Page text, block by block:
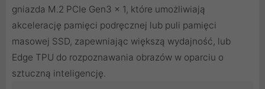
gniazda M.2 PCIe Gen3 x 1, które umożliwiają
akcelerację pamięci podręcznej lub puli pamięci
masowej SSD, zapewniając większą wydajność, lub
Edge TPU do rozpoznawania obrazów w oparciu o
sztuczną inteligencję.